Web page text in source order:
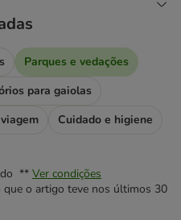
Parques e vedações
para gaiolas
Cuidado e higiene
** Ver condições
que o artigo teve nos últimos 30